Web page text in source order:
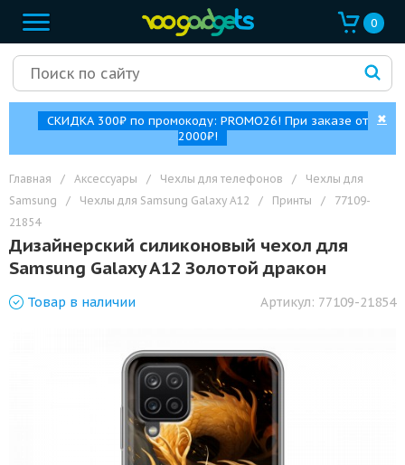
0
СКИДКА 300₽ по промокоду: PROMO26! При заказе от
2000₽!
✖
Главная / Аксессуары / Чехлы для телефонов /
Чехлы для
Samsung
/ Чехлы для Samsung Galaxy A12 / Принты /
77109-
21854
Дизайнерский силиконовый чехол для
Samsung Galaxy A12 Золотой дракон
Товар в наличии Артикул: 77109-21854